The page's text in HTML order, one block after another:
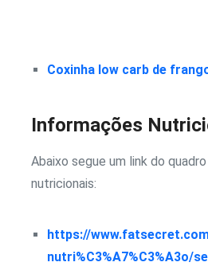
Coxinha low carb de
Informações
Abaixo segue um link do
nutricionais:
https://
nutri%C3%A7%C3%A3o/